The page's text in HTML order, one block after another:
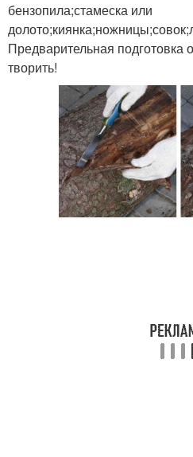
бензопила;стамеска или
Предварительная подготовка
творить!